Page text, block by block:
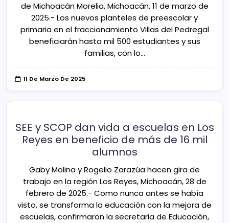
de Michoacán Morelia, Michoacán, 11 de marzo de
2025.- Los nuevos planteles de preescolar y
primaria en el fraccionamiento Villas del Pedregal
beneficiarán hasta mil 500 estudiantes y sus
familias, con lo…
11 De Marzo De 2025
SEE y SCOP dan vida a escuelas en Los
Reyes en beneficio de más de 16 mil
alumnos
Gaby Molina y Rogelio Zarazúa hacen gira de
trabajo en la región Los Reyes, Michoacán, 28 de
febrero de 2025.- Como nunca antes se había
visto, se transforma la educación con la mejora de
escuelas, confirmaron la secretaria de Educación,